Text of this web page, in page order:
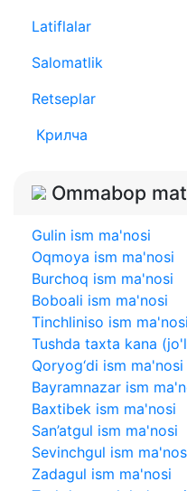
Latiflalar
Salomatlik
Retseplar
Крилча
Ommabop
Gulin ism ma'nosi
Oqmoya ism ma'nosi
Burchoq ism ma'nosi
Boboali ism ma'nosi
Tinchliniso ism ma'nosi
Tushda taxta kana
Qoryog‘di ism ma'nosi
Bayramnazar ism
Baxtibek ism ma'nosi
San’atgul ism ma'nosi
Sevinchgul ism
Zadagul ism ma'nosi